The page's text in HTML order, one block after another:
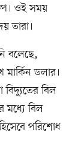
ওই সময়
তারা।
বলেছে,
ডলার।
বিদ্যুতের বিল
মধ্যে বিল
পরিশোধ